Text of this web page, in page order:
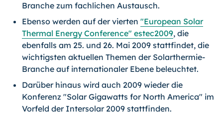
Branche zum fachlichen Austausch.
Ebenso werden auf der vierten "European Solar
Thermal Energy Conference" estec2009, die
ebenfalls am 25. und 26. Mai 2009 stattfindet, die
wichtigsten aktuellen Themen der Solarthermie-
Branche auf internationaler Ebene beleuchtet.
Darüber hinaus wird auch 2009 wieder die
Konferenz "Solar Gigawatts for North America" im
Vorfeld der Intersolar 2009 stattfinden.